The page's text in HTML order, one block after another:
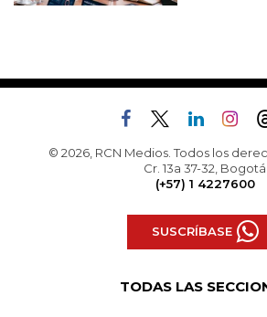
© 2026, RCN Medios. Todos los
Cr. 13a 37-32, Bogotá
(+57) 1 4227600
SUSCRÍBASE
TODAS LAS